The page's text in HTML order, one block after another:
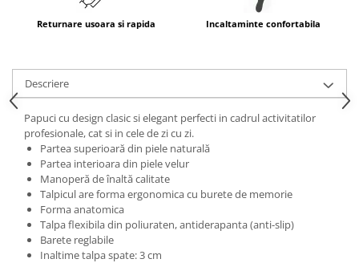
Returnare usoara si rapida Incaltaminte confortabila
Descriere
Papuci cu design clasic si elegant perfecti in cadrul activitatilor
profesionale, cat si in cele de zi cu zi.
Partea superioară din piele naturală
Partea interioara din piele velur
Manoperă de înaltă calitate
Talpicul are forma ergonomica cu burete de memorie
Forma anatomica
Talpa flexibila din poliuraten, antiderapanta (anti-slip)
Barete reglabile
Inaltime talpa spate: 3 cm